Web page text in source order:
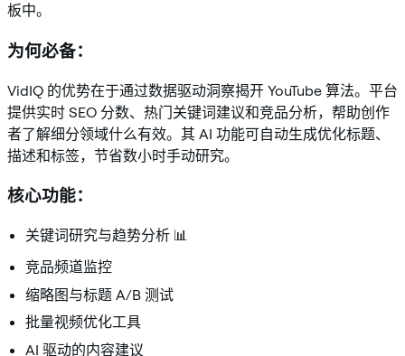
板中。
为何必备：
VidIQ 的优势在于通过数据驱动洞察揭开 YouTube 算法。平台
提供实时 SEO 分数、热门关键词建议和竞品分析，帮助创作
者了解细分领域什么有效。其 AI 功能可自动生成优化标题、
描述和标签，节省数小时手动研究。
核心功能：
关键词研究与趋势分析 📊
竞品频道监控
缩略图与标题 A/B 测试
批量视频优化工具
AI 驱动的内容建议